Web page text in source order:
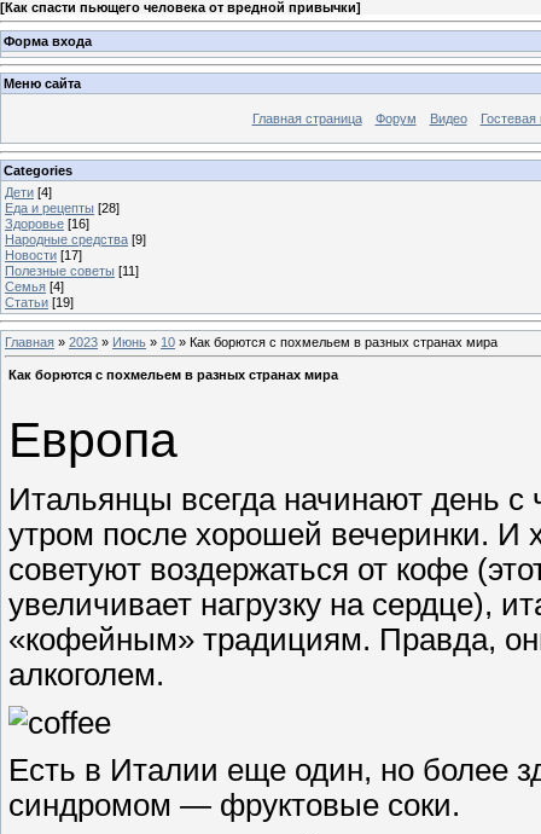
[Как спасти пьющего человека от вредной привычки]
Форма входа
Меню сайта
Главная страница Форум Видео Гостевая
Categories
Дети [4]
Еда и рецепты [28]
Здоровье [16]
Народные средства [9]
Новости [17]
Полезные советы [11]
Семья [4]
Статьи [19]
Главная » 2023 » Июнь » 10 » Как борются с похмельем в разных странах мира
Как борются с похмельем в разных странах мира
Европа
Итальянцы всегда начинают день с
утром после хорошей вечеринки. И
советуют воздержаться от кофе
увеличивает нагрузку на сердце),
«кофейным» традициям. Правда,
алкоголем.
Есть в Италии еще один, но более
синдромом — фруктовые соки.